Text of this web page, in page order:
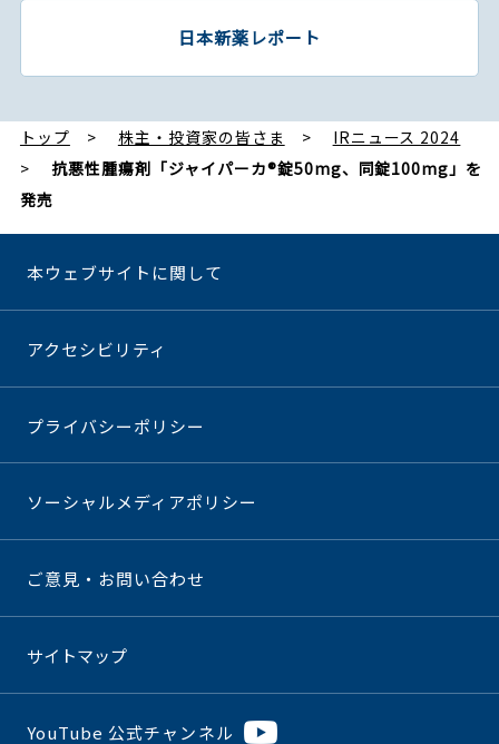
日本新薬レポート
トップ 株主・投資家の皆さま
IRニュース 2024
抗悪性腫瘍剤「ジャイパーカ®錠50mg、同錠100mg」を
発売
本ウェブサイトに関して
アクセシビリティ
プライバシーポリシー
ソーシャルメディアポリシー
ご意見・お問い合わせ
サイトマップ
YouTube 公式チャンネル